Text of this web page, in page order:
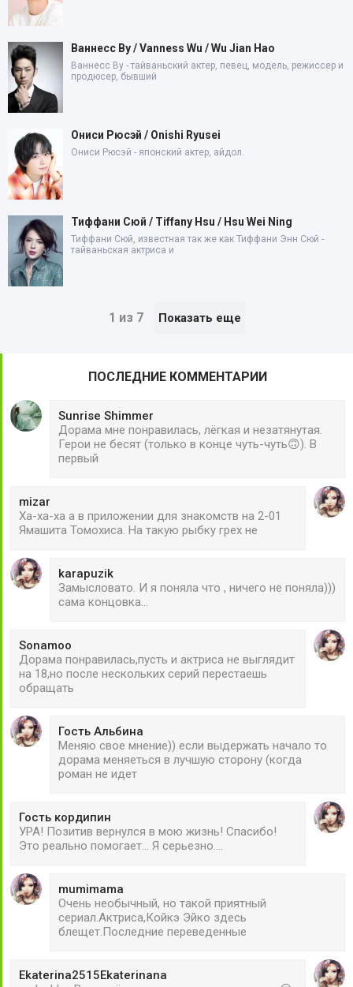
Ваннесс Ву / Vanness Wu / Wu Jian Hao
Ваннесс Ву - тайваньский актер, певец, модель, режиссер и
продюсер, бывший
Ониси Рюсэй / Onishi Ryusei
Ониси Рюсэй - японский актер, айдол.
Тиффани Сюй / Tiffany Hsu / Hsu Wei Ning
Тиффани Сюй, известная так же как Тиффани Энн Сюй -
тайваньская актриса и
1 из 7 Показать еще
ПОСЛЕДНИЕ КОММЕНТАРИИ
Sunrise Shimmer
Дорама мне понравилась, лёгкая и незатянутая.
Герои не бесят (только в конце чуть-чуть🙃). В
первый
mizar
Ха-ха-ха а в приложении для знакомств на 2-01
Ямашита Томохиса. На такую рыбку грех не
karapuzik
Замысловато. И я поняла что , ничего не поняла)))
сама концовка...
Sonamoo
Дорама понравилась,пусть и актриса не выглядит
на 18,но после нескольких серий перестаешь
обращать
Гость Альбина
Меняю свое мнение)) если выдержать начало то
дорама меняеться в лучшую сторону (когда
роман не идет
Гость кордипин
УРА! Позитив вернулся в мою жизнь! Спасибо!
Это реально помогает... Я серьезно....
mumimama
Очень необычный, но такой приятный
сериал.Актриса,Койкэ Эйко здесь
блещет.Последние переведенные
Ekaterina2515Ekaterinana